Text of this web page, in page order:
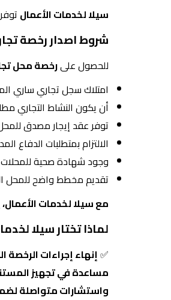
سيلا لخدمات الأعمال
شروط اصدار رخصة
للحصول علىرخصة محل
امتلاك سجل تجاري ساري
أن يكون النشاط التجاري
توفر عقد إيجار مصدق
الالتزام بمتطلبات الدفاع
وجود شهادة صحية
تقديم مخطط واضح للمحل
مع سيلا لخدمات
لماذا تختار سيلا
✅إنهاء إجراءات الرخصة
مساعدة في تجهيز
واستشارات متواصلة